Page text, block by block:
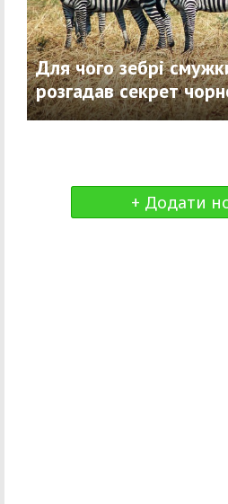
Для чого зебрі
розгадав секрет
+ Додати